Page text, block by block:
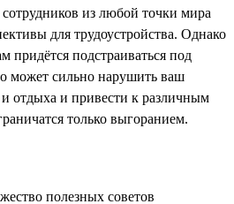
из любой точки мира
для трудоустройства. Однако
придётся подстраиваться под
может сильно нарушить ваш
отдыха и привести к различным
только выгоранием.
полезных советов